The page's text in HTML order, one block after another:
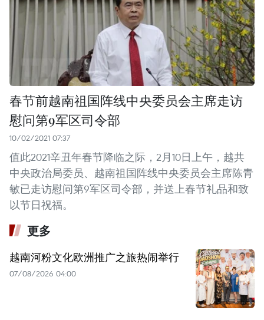
春节前越南祖国阵线中央委员会主席走访
慰问第9军区司令部
10/02/2021 07:37
值此2021辛丑年春节降临之际，2月10日上午，越共
中央政治局委员、越南祖国阵线中央委员会主席陈青
敏已走访慰问第9军区司令部，并送上春节礼品和致
以节日祝福。
更多
越南河粉文化欧洲推广之旅热闹举行
07/08/2026 04:00